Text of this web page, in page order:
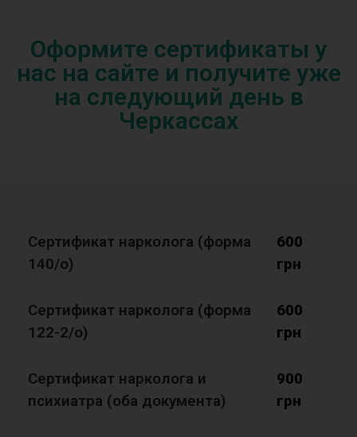
Оформите сертификаты у
нас на сайте и получите уже
на следующий день в
Черкассах
Сертификат нарколога (форма
140/o)
600
грн
Сертификат нарколога (форма
122-2/o)
600
грн
Сертификат нарколога и
психиатра (оба документа)
900
грн